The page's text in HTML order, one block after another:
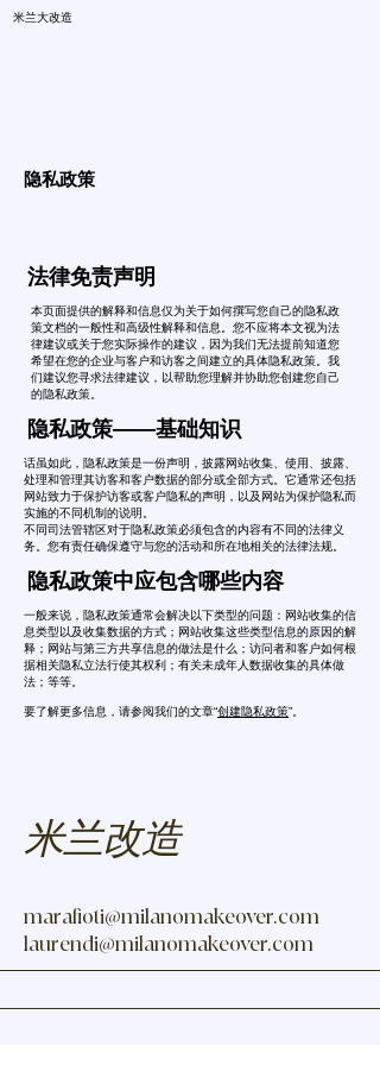
米兰大改造
隐私政策
法律免责声明
本页面提供的解释和信息仅为关于如何撰写您自己的隐私政
策文档的一般性和高级性解释和信息。您不应将本文视为法
律建议或关于您实际操作的建议，因为我们无法提前知道您
希望在您的企业与客户和访客之间建立的具体隐私政策。我
们建议您寻求法律建议，以帮助您理解并协助您创建您自己
的隐私政策。
隐私政策——基础知识
话虽如此，隐私政策是一份声明，披露网站收集、使用、披露、
处理和管理其访客和客户数据的部分或全部方式。它通常还包括
网站致力于保护访客或客户隐私的声明，以及网站为保护隐私而
实施的不同机制的说明。
不同司法管辖区对于隐私政策必须包含的内容有不同的法律义
务。您有责任确保遵守与您的活动和所在地相关的法律法规。
隐私政策中应包含哪些内容
一般来说，隐私政策通常会解决以下类型的问题：网站收集的信
息类型以及收集数据的方式；网站收集这些类型信息的原因的解
释；网站与第三方共享信息的做法是什么；访问者和客户如何根
据相关隐私立法行使其权利；有关未成年人数据收集的具体做
法；等等。
要了解更多信息，请参阅我们的文章“创建隐私政策”。
米兰改造
marafioti@milanomakeover.com
laurendi@milanomakeover.com